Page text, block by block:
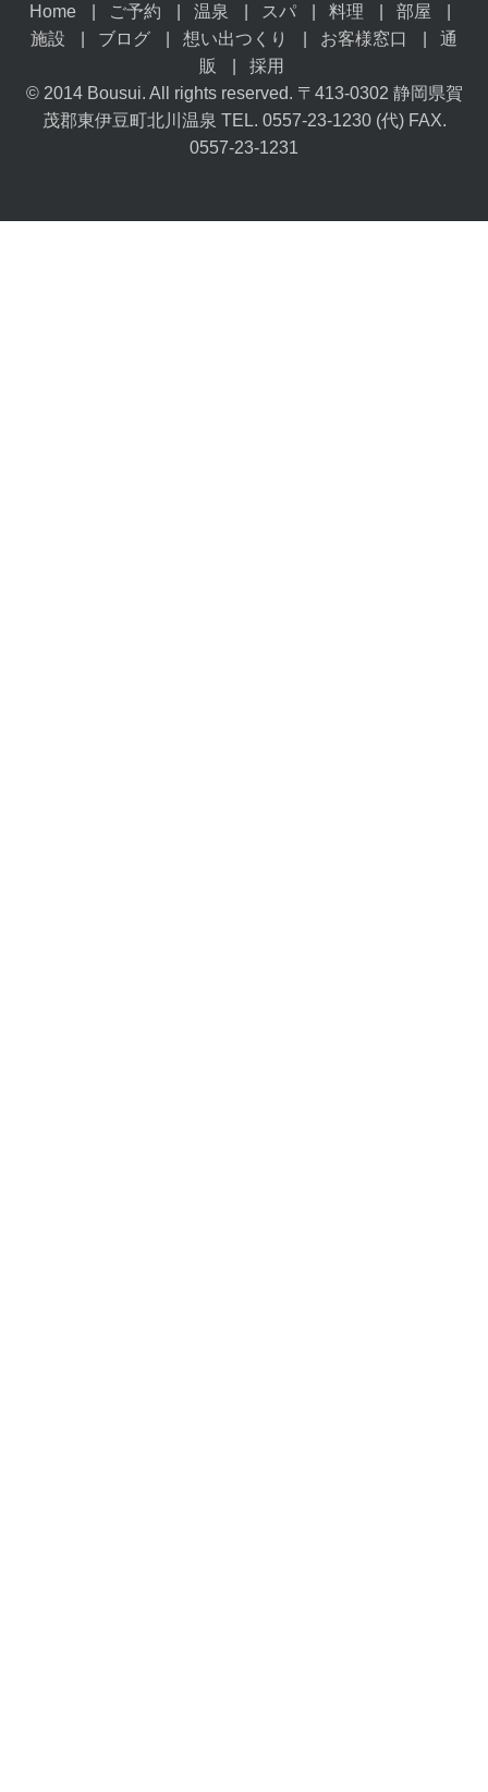
Home ご予約 温泉 スパ 料理
部屋
施設
ブログ 想い出つくり お客様窓口
通
販
採用
© 2014 Bousui. All rights reserved. 〒413-0302 静岡県賀
茂郡東伊豆町北川温泉 TEL. 0557-23-1230 (代) FAX.
0557-23-1231